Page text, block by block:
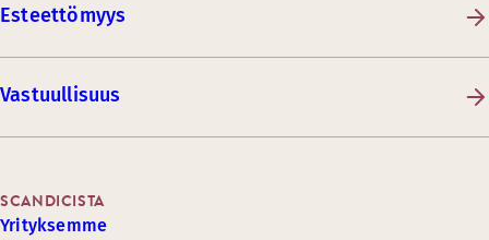
Esteettömyys
Vastuullisuus
SCANDICISTA
Yrityksemme